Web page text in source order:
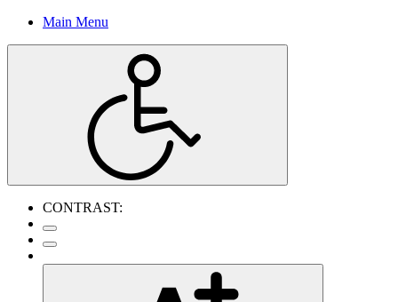
Main Menu
CONTRAST: